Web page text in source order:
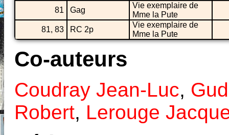
81
Gag
Vie exemplaire de
Mme la Pute
81, 83
RC 2p
Vie exemplaire de
Mme la Pute
Co-auteurs
Coudray Jean-Luc,
Robert, Lerouge